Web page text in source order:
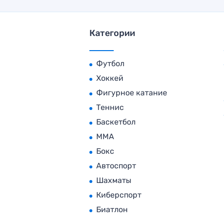
Категории
Футбол
Хоккей
Фигурное катание
Теннис
Баскетбол
MMA
Бокс
Автоспорт
Шахматы
Киберспорт
Биатлон